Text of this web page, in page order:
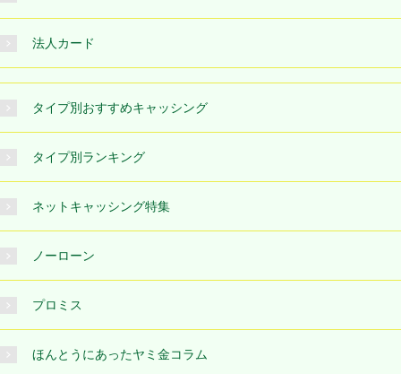
法人カード
タイプ別おすすめキャッシング
タイプ別ランキング
ネットキャッシング特集
ノーローン
プロミス
ほんとうにあったヤミ金コラム